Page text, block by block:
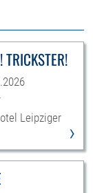
TRICKSTER!
Leipziger
›